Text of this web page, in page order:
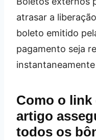
atrasar a
boleto emitido
pagamento seja
Como o link
artigo
todos os